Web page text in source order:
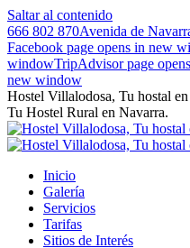
Saltar al contenido
666 802 870Avenida de
Facebook page opens in new
windowTripAdvisor page
new window
Hostel Villalodosa, Tu hostal
Tu Hostel Rural en Navarra.
Inicio
Galería
Servicios
Tarifas
Sitios de Interés